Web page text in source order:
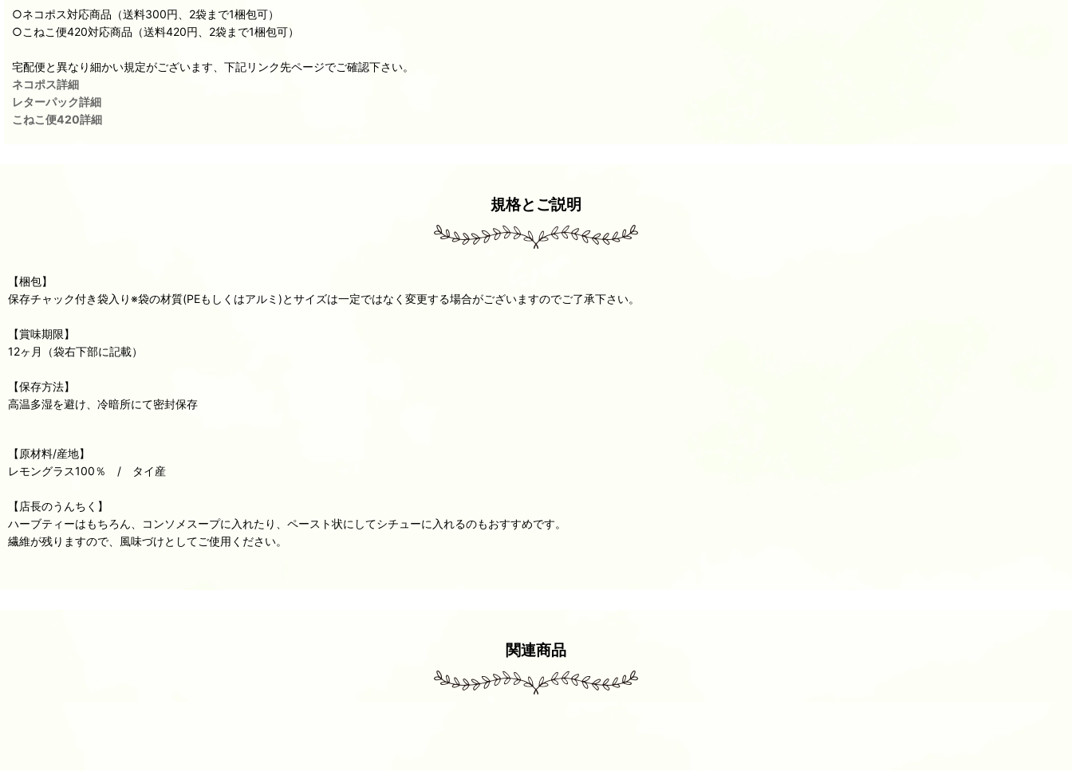
○ネコポス対応商品（送料300円、2袋まで1梱包可）
○こねこ便420対応商品（送料420円、2袋まで1梱包可）
宅配便と異なり細かい規定がございます、下記リンク先ページでご確認下さい。
ネコポス詳細
レターパック詳細
こねこ便420詳細
規格とご説明
【梱包】
保存チャック付き袋入り※袋の材質(PEもしくはアルミ)とサイズは一定ではなく変更する場合がございますのでご了承下さい。
【賞味期限】
12ヶ月（袋右下部に記載）
【保存方法】
高温多湿を避け、冷暗所にて密封保存
【原材料/産地】
レモングラス100％ / タイ産
【店長のうんちく】
ハーブティーはもちろん、コンソメスープに入れたり、ペースト状にしてシチューに入れるのもおすすめです。
繊維が残りますので、風味づけとしてご使用ください。
関連商品